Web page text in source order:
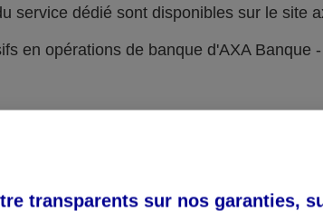
service dédié sont disponibles sur le site
en opérations de banque d'AXA Banque
transparents sur nos garanties,